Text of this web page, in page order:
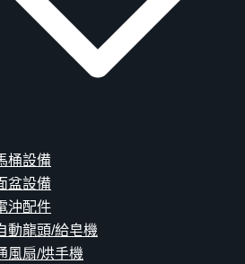
桶設備
盆設備
沖配件
動龍頭/給皂機
風扇/烘手機